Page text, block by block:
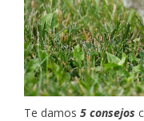
Te damos 5 consejos